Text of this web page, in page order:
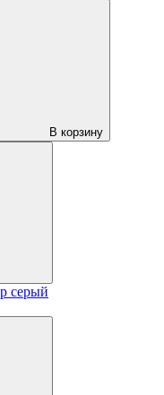
В корзину